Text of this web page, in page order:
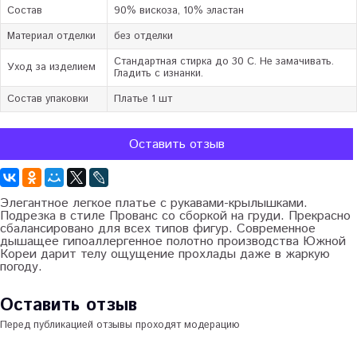
Состав
90% вискоза, 10% эластан
Материал отделки
без отделки
Уход за изделием Стандартная стирка до 30 C. Не замачивать.
Гладить с изнанки.
Состав упаковки
Платье 1 шт
Оставить отзыв
Элегантное легкое платье с рукавами-крылышками.
Подрезка в стиле Прованс со сборкой на груди. Прекрасно
сбалансировано для всех типов фигур. Современное
дышащее гипоаллергенное полотно производства Южной
Кореи дарит телу ощущение прохлады даже в жаркую
погоду.
Оставить отзыв
Перед публикацией отзывы проходят модерацию